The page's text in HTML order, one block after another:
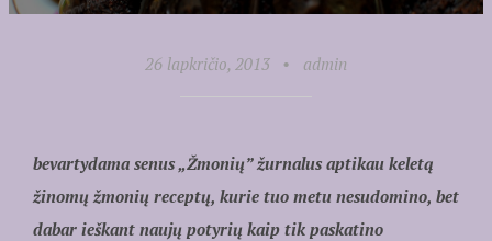
26 lapkričio, 2013 • admin
bevartydama senus „Žmonių” žurnalus aptikau keletą
žinomų žmonių receptų, kurie tuo metu nesudomino, bet
dabar ieškant naujų potyrių kaip tik paskatino